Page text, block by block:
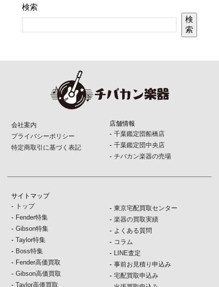
検索
検
索
会社案内
プライバシーポリシー
特定商取引に基づく表記
店舗情報
- 千葉鑑定団船橋店
- 千葉鑑定団中央店
- チバカン楽器の売場
サイトマップ
- トップ
- Fender特集
-Gibson特集
-Taylor特集
- Boss特集
- Fender高価買取
-Gibson高価買取
-Taylor高価買取
- 東京宅配買取センター
- 楽器の買取実績
- よくある質問
- コラム
- LINE査定
- 事前お見積り申込み
- 宅配買取申込み